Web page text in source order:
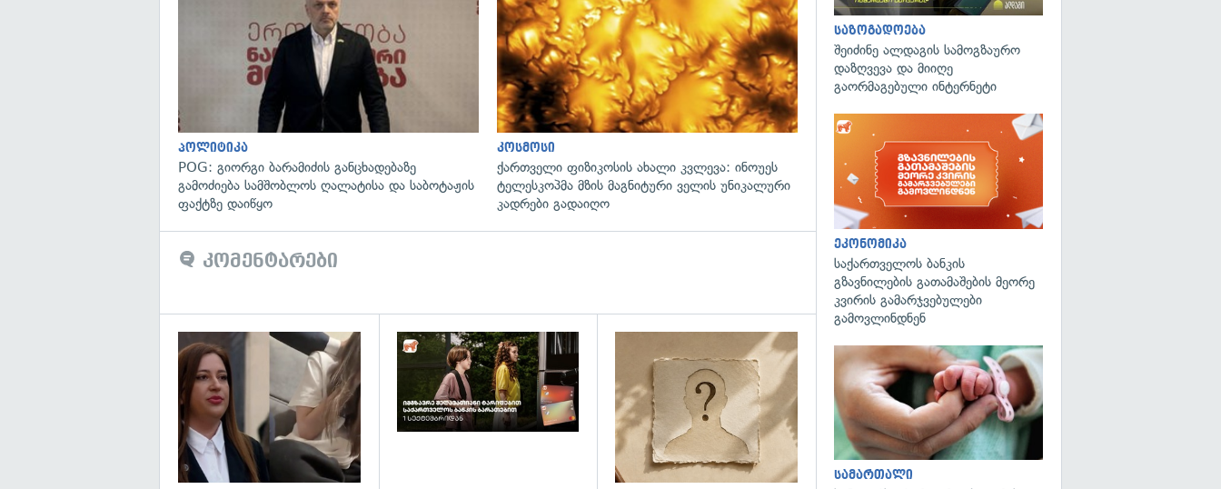
პოლიტიკა
POG: გიორგი ბარამიძის განცხადებაზე
გამოძიება სამშობლოს ღალატისა და საბოტაჟის
ფაქტზე დაიწყო
კოსმოსი
ქართველი ფიზიკოსის ახალი კვლევა: ინოუეს
ტელესკოპმა მზის მაგნიტური ველის უნიკალური
კადრები გადაიღო
კომენტარები
გადახედვა
საზოგადოება
შეიძინე ალდაგის სამოგზაურო
დაზღვევა და მიიღე
გაორმაგებული ინტერნეტი
ეკონომიკა
საქართველოს ბანკის
გზავნილების გათამაშების მეორე
კვირის გამარჯვებულები
გამოვლინდნენ
სამართალი